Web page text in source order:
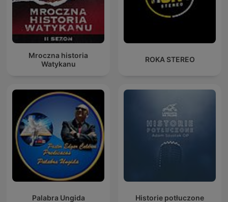
Mroczna historia
Watykanu
ROKA STEREO
Palabra Ungida Historie potłuczone